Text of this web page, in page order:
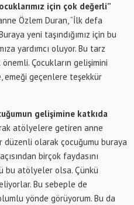
için çok değerli”
Özlem Duran, “İlk defa
yeni taşındığımız için bu
yardımcı oluyor. Bu tarz
Çocukların gelişimini
geçenlere teşekkür
gelişimine katkıda
atölyelere getiren anne
düzenli olarak çocuğumu buraya
birçok faydasını
bu atölyeler olsa. Çünkü
Bu sebeple de
yönde görüyorum. Bu da